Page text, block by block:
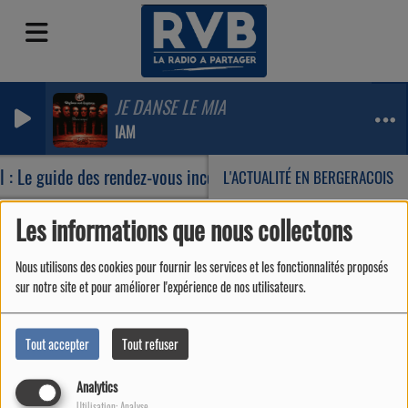
Les informations que nous collectons
Nous utilisons des cookies pour fournir les services et les fonctionnalités proposés
sur notre site et pour améliorer l'expérience de nos utilisateurs.
Tout accepter Tout refuser
Analytics
JE DANSE LE MIA
IAM
L'ACTUALITÉ EN BERGERACOIS
Le guide des rendez-vous incontournables de votre été
Vidéos
Vidéos